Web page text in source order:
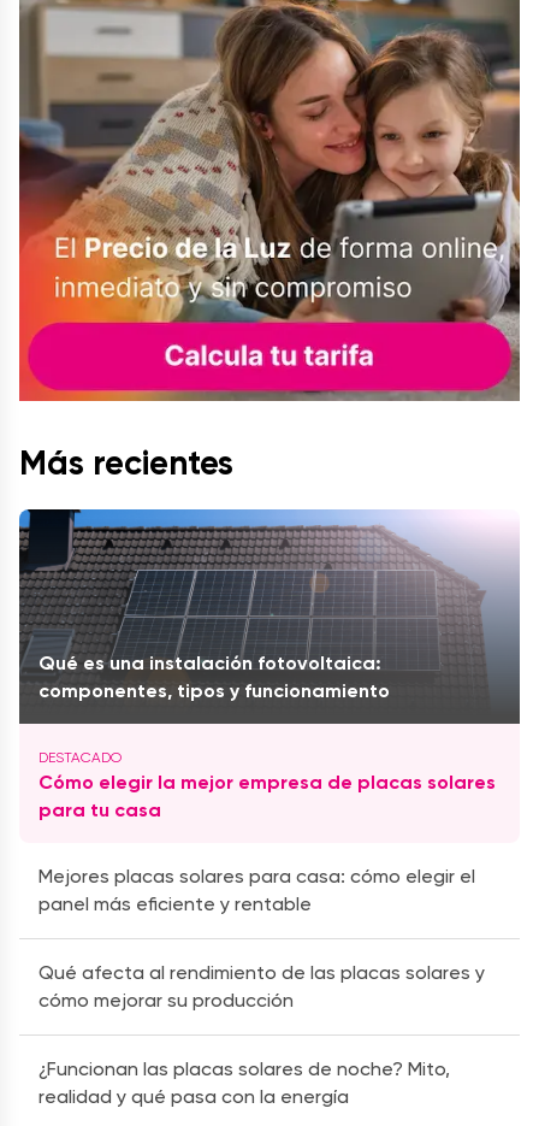
Más recientes
Qué es una instalación fotovoltaica:
componentes, tipos y funcionamiento
Cómo elegir la mejor empresa de placas solares
para tu casa
Mejores placas solares para casa: cómo elegir el
panel más eficiente y rentable
Qué afecta al rendimiento de las placas solares y
cómo mejorar su producción
¿Funcionan las placas solares de noche? Mito,
realidad y qué pasa con la energía